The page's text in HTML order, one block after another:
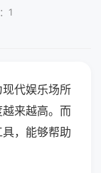
1
现代娱乐场所
来越高。而
，能够帮助